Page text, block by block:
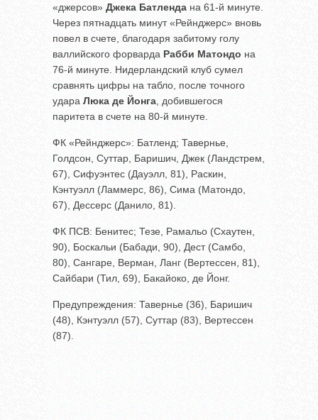
«джерсов» Джека Батленда на 61-й минуте.
Через пятнадцать минут «Рейнджерс» вновь
повел в счете, благодаря забитому голу
валлийского форварда Рабби Матондо на
76-й минуте. Нидерландский клуб сумел
сравнять цифры на табло, после точного
удара Люка де Йонга , добившегося
паритета в счете на 80-й минуте.
ФК «Рейнджерс»: Батленд; Тавернье,
Голдсон, Суттар, Баришич, Джек (Ландстрем,
67), Сифуэнтес (Дауэлл, 81), Раскин,
Кэнтуэлл (Ламмерс, 86), Сима (Матондо,
67), Дессерс (Данило, 81).
ФК ПСВ: Бенитес; Тезе, Рамальо (Схаутен,
90), Боскальи (Бабади, 90), Дест (Самбо,
80), Сангаре, Верман, Ланг (Вертессен, 81),
Сайбари (Тил, 69), Бакайоко, де Йонг.
Предупреждения: Тавернье (36), Баришич
(48), Кэнтуэлл (57), Суттар (83), Вертессен
(87).